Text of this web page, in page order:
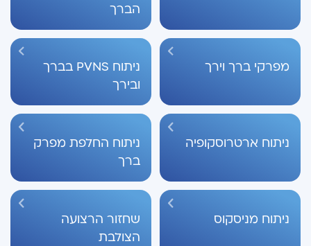
הברך
מפרקי ברך וירך
ניתוח PVNS בברך
ובירך
ניתוח ארטרוסקופיה
ניתוח החלפת מפרק
ברך
ניתוח מניסקוס
שחזור הרצועה
הצולבת